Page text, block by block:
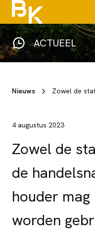
ACTUEEL
Nieuws
4 augustus 2023
Zowel de
de
houder mag
worden